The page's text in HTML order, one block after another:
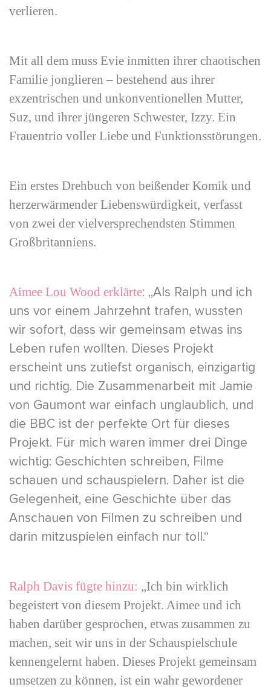
verlieren.
Mit all dem muss Evie inmitten ihrer chaotischen
Familie jonglieren – bestehend aus ihrer
exzentrischen und unkonventionellen Mutter,
Suz, und ihrer jüngeren Schwester, Izzy. Ein
Frauentrio voller Liebe und Funktionsstörungen.
Ein erstes Drehbuch von beißender Komik und
herzerwärmender Liebenswürdigkeit, verfasst
von zwei der vielversprechendsten Stimmen
Großbritanniens.
Aimee Lou Wood erklärte: „Als Ralph und ich
uns vor einem Jahrzehnt trafen, wussten
wir sofort, dass wir gemeinsam etwas ins
Leben rufen wollten. Dieses Projekt
erscheint uns zutiefst organisch, einzigartig
und richtig. Die Zusammenarbeit mit Jamie
von Gaumont war einfach unglaublich, und
die BBC ist der perfekte Ort für dieses
Projekt. Für mich waren immer drei Dinge
wichtig: Geschichten schreiben, Filme
schauen und schauspielern. Daher ist die
Gelegenheit, eine Geschichte über das
Anschauen von Filmen zu schreiben und
darin mitzuspielen einfach nur toll.“
Ralph Davis fügte hinzu: „Ich bin wirklich
begeistert von diesem Projekt. Aimee und ich
haben darüber gesprochen, etwas zusammen zu
machen, seit wir uns in der Schauspielschule
kennengelernt haben. Dieses Projekt gemeinsam
umsetzen zu können, ist ein wahr gewordener